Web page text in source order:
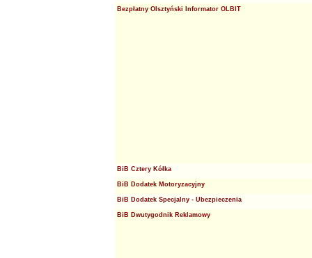
Bezpłatny Olsztyński Informator OLBIT
BiB Cztery Kółka
BiB Dodatek Motoryzacyjny
BiB Dodatek Specjalny - Ubezpieczenia
BiB Dwutygodnik Reklamowy